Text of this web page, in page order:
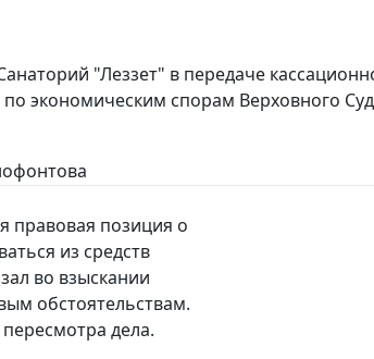
"Леззет" в передаче
экономическим спорам Верховного
правовая позиция о
из средств
во взыскании
обстоятельствам.
дела.